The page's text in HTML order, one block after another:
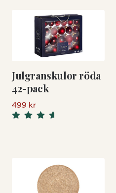
Julgranskulor röda
42-pack
499 kr